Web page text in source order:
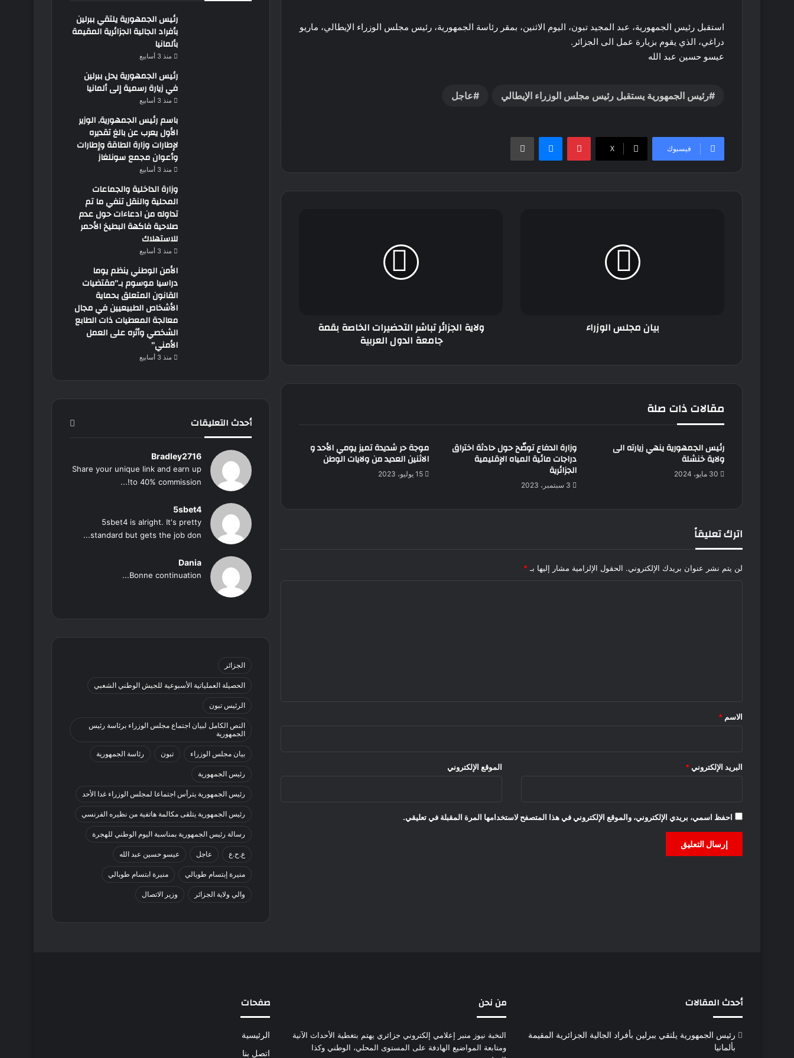
استقبل رئيس الجمهورية، عبد المجيد تبون، اليوم الاثنين، بمقر رئاسة الجمهورية، رئيس مجلس الوزراء الإيطالي، ماريو
دراغي، الذي يقوم بزيارة عمل الى الجزائر.
عيسو حسين عبد الله
رئيس الجمهورية يستقبل رئيس مجلس الوزراء الإيطالي عاجل
فيسبوك ‫X
بينتيريستماسنجر طباعة
بيان مجلس الوزراء ولاية الجزائر تباشر التحضيرات الخاصة بقمة
جامعة الدول العربية
مقالات ذات صلة
رئيس الجمهورية ينهي زيارته الى
ولاية خنشلة
30 مايو، 2024
وزارة الدفاع توضّح حول حادثة اختراق
دراجات مائية المياه الإقليمية
الجزائرية
3 سبتمبر، 2023
موجة حر شديدة تميز يومي الأحد و
الاثنين العديد من ولايات الوطن
15 يوليو، 2023
اترك تعليقاً
لن يتم نشر عنوان بريدك الإلكتروني. الحقول الإلزامية مشار إليها بـ *
*
الاسم *
البريد الإلكتروني * الموقع الإلكتروني
احفظ اسمي، بريدي الإلكتروني، والموقع الإلكتروني في هذا المتصفح لاستخدامها المرة المقبلة في تعليقي.
رئيس الجمهورية يلتقي ببرلين
بأفراد الجالية الجزائرية المقيمة
بألمانيا
منذ 3 أسابيع
رئيس الجمهورية يحل ببرلين
في زيارة رسمية إلى ألمانيا
منذ 3 أسابيع
باسم رئيس الجمهورية, الوزير
الأول يعرب عن بالغ تقديره
لإطارات وزارة الطاقة وإطارات
وأعوان مجمع سونلغاز
منذ 3 أسابيع
وزارة الداخلية والجماعات
المحلية والنقل تنفي ما تم
تداوله من ادعاءات حول عدم
صلاحية فاكهة البطيخ الأحمر
للاستهلاك
منذ 3 أسابيع
الأمن الوطني ينظم يوما
دراسيا موسوم بـ”مقتضيات
القانون المتعلق بحماية
الأشخاص الطبيعيين في مجال
معالجة المعطيات ذات الطابع
الشخصي وأثره على العمل
الأمني”
منذ 3 أسابيع
أحدث التعليقات
Bradley2716
Share your unique link and earn up
to 40% commission!...
5sbet4
5sbet4 is alright. It's pretty
standard but gets the job don...
Dania
Bonne continuation...
الجزائر
الحصيلة العملياتية الأسبوعية للجيش الوطني الشعبي
الرئيس تبون
النص الكامل لبيان اجتماع مجلس الوزراء برئاسة رئيس
الجمهورية
بيان مجلس الوزراء تبون رئاسة الجمهورية
رئيس الجمهورية
رئيس الجمهورية يترأس اجتماعا لمجلس الوزراء غدا الأحد
رئيس الجمهورية يتلقى مكالمة هاتفية من نظيره الفرنسي
رسالة رئيس الجمهورية بمناسبة اليوم الوطني للهجرة
ع.ح.ع عاجل عيسو حسين عبد الله
منيرة إبتسام طوبالي منيرة ابتسام طوبالي
والي ولاية الجزائر وزير الاتصال
أحدث المقالات
رئيس الجمهورية يلتقي ببرلين بأفراد الجالية الجزائرية المقيمة
بألمانيا
من نحن
النخبة نيوز منبر إعلامي إلكتروني جزائري يهتم بتغطية الأحداث الآنية
ومتابعة المواضيع الهادفة على المستوى المحلي، الوطني وكذا
صفحات
الرئيسية
اتصل بنا